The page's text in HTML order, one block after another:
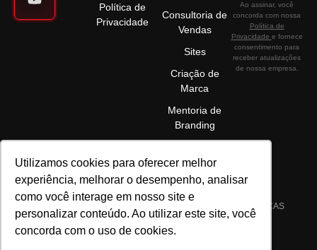
Utilizamos cookies para oferecer melhor
experiência, melhorar o desempenho, analisar
como você interage em nosso site e
personalizar conteúdo. Ao utilizar este site, você
concorda com o uso de cookies.
Política de
Privacidade
Consultoria de
Vendas
Sites
Criação de
Marca
Mentoria de
Branding
Ao assinar, você
concorda com nossa
Política de
Privacidade e fornece
consentimento para
receber atualizações
de nossa empresa.
©2025 ELÉVON - MARKETING DIGITAL E GESTÃO DE MARCAS